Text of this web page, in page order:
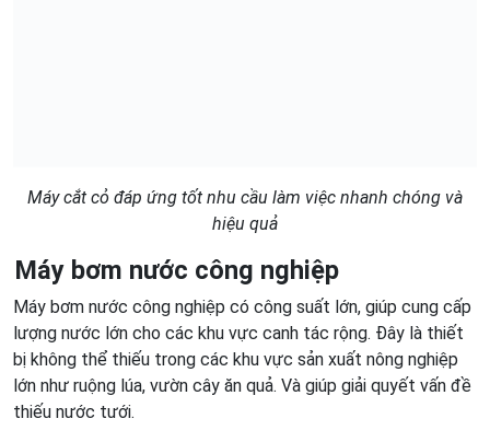
Máy cắt cỏ đáp ứng tốt nhu cầu làm việc nhanh chóng và
hiệu quả
Máy bơm nước công nghiệp
Máy bơm nước công nghiệp có công suất lớn, giúp cung cấp
lượng nước lớn cho các khu vực canh tác rộng. Đây là thiết
bị không thể thiếu trong các khu vực sản xuất nông nghiệp
lớn như ruộng lúa, vườn cây ăn quả. Và giúp giải quyết vấn đề
thiếu nước tưới.